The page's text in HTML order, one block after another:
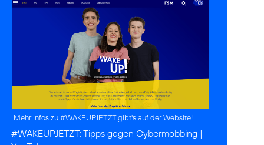
Mehr Infos zu #WAKEUPJETZT gibt's auf der Website!
#WAKEUPJETZT:Tipps gegen Cybermobbing |